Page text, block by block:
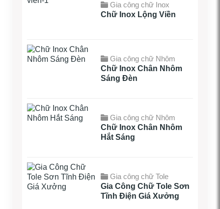
Gia công chữ Inox
Chữ Inox Lộng Viền
Gia công chữ Nhôm
Chữ Inox Chân Nhôm
Sáng Đèn
Gia công chữ Nhôm
Chữ Inox Chân Nhôm
Hắt Sáng
Gia công chữ Tole
Gia Công Chữ Tole Sơn
Tĩnh Điện Giá Xưởng